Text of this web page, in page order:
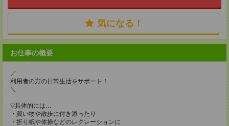
気になる！
お仕事の概要
／
利用者の方の日常生活をサポート！
＼
▽具体的には…
・買い物や散歩に付き添ったり
・折り紙や体操などのレクレーションに